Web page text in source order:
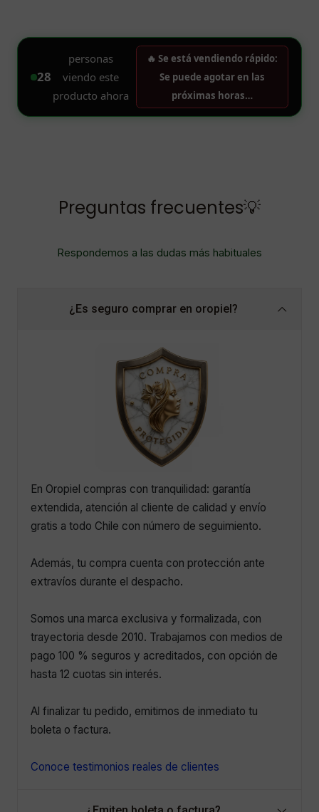
Preguntas frecuentes💡
Respondemos a las dudas más habituales
¿Es seguro comprar en oropiel?
En Oropiel compras con tranquilidad: garantía
extendida, atención al cliente de calidad y envío
gratis a todo Chile con número de seguimiento.
Además, tu compra cuenta con protección ante
extravíos durante el despacho.
Somos una marca exclusiva y formalizada, con
trayectoria desde 2010. Trabajamos con medios de
pago 100 % seguros y acreditados, con opción de
hasta 12 cuotas sin interés.
Al finalizar tu pedido, emitimos de inmediato tu
boleta o factura.
Conoce testimonios reales de clientes